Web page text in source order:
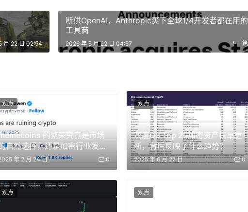
子，但其实也是一面镜子。仔细想一想，我曾经投过的简历，本质上好
月 22 日 02:54
断供OpenAI，Anthropic买下全球1/4开发者都在用的
工具商
下一篇
2026 年 5 月 22 日 04:57
的繁荣究竟是市场
自然选择，还是加密行业发展
成熟的反映？
年 2 月 24 日 0
观点
灰度Q3 Top 20加密资产榜单更
新，背后反映了什么趋势？
2025 年 6 月 27 日 0
观点
观点 观点